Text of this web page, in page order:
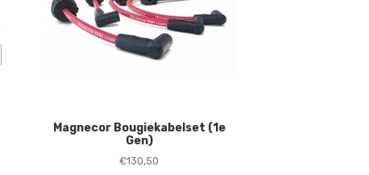
Magnecor Bougiekabelset (1e
Gen)
€130,50